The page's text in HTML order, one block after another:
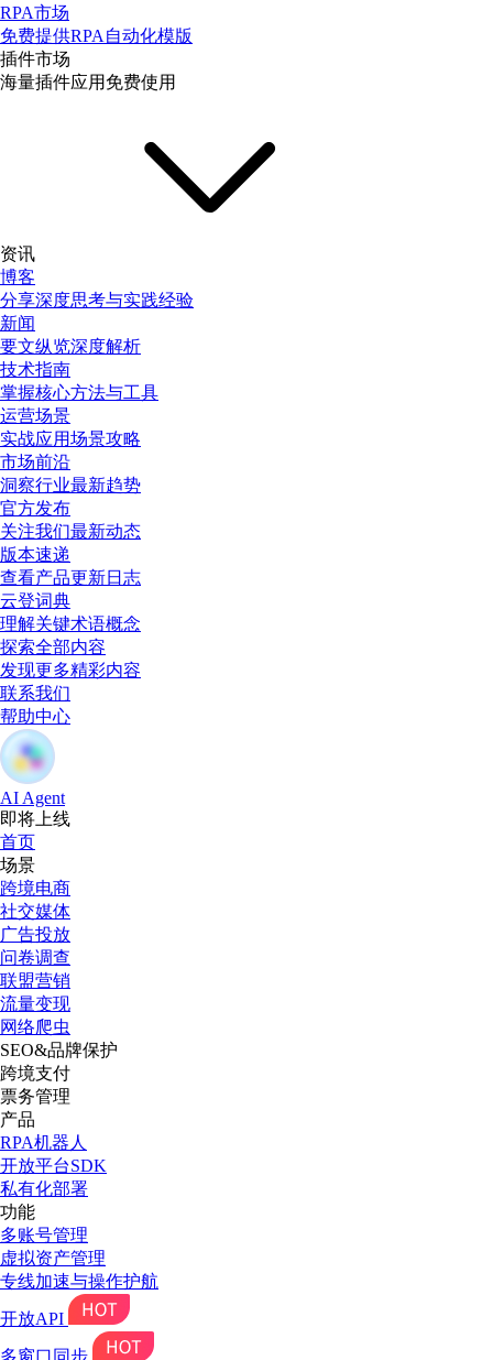
RPA市场
免费提供RPA自动化模版
插件市场
海量插件应用免费使用
资讯
博客
分享深度思考与实践经验
新闻
要文纵览深度解析
技术指南
掌握核心方法与工具
运营场景
实战应用场景攻略
市场前沿
洞察行业最新趋势
官方发布
关注我们最新动态
版本速递
查看产品更新日志
云登词典
理解关键术语概念
探索全部内容
发现更多精彩内容
联系我们
帮助中心
AI Agent
即将上线
首页
场景
跨境电商
社交媒体
广告投放
问卷调查
联盟营销
流量变现
网络爬虫
SEO&品牌保护
跨境支付
票务管理
产品
RPA机器人
开放平台SDK
私有化部署
功能
多账号管理
虚拟资产管理
专线加速与操作护航
开放API
多窗口同步